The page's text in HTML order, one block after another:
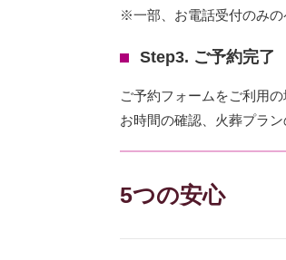
※一部、お電話受付のみの
Step3. ご予約完了
ご予約フォームをご利用
お時間の確認、火葬プラ
5つの安心